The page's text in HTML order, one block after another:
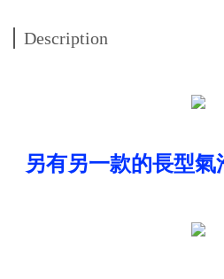
Description
另有另一款的長型